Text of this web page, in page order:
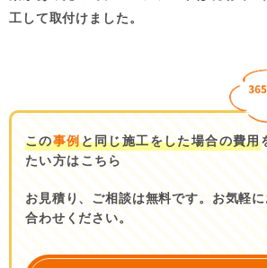
工して取付けました。
この事例と同じ施工をした場合の費用
たい方はこちら
お見積り、ご相談は無料です。お気軽
合わせください。